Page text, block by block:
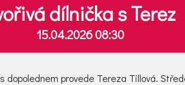
dílnička s Terez
15.04.2026 08:30
provede Tereza Tillová.